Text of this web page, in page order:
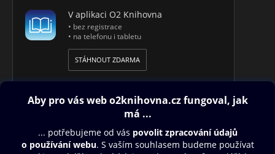
V aplikaci O2 Knihovna
• bez registrace
• na telefonu i tabletu
STÁHNOUT ZDARMA
Obsah ke stažení